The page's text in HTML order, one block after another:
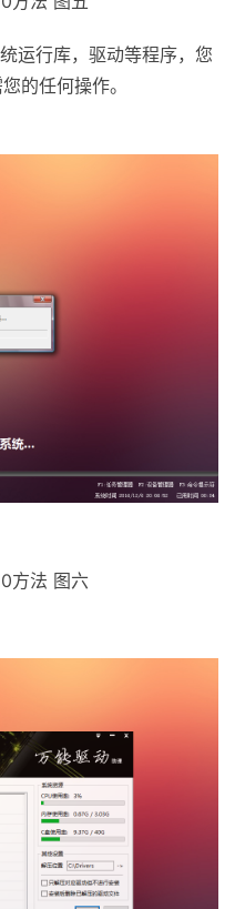
行库，驱动等程序，您
的任何操作。
方法 图六